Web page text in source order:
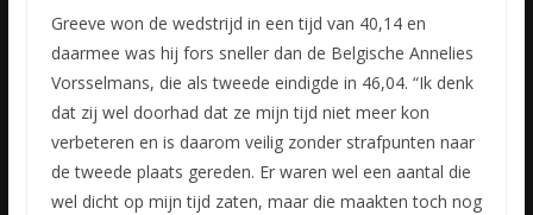
Greeve won de wedstrijd in een tijd van 40,14 en
daarmee was hij fors sneller dan de Belgische Annelies
Vorsselmans, die als tweede eindigde in 46,04. “Ik denk
dat zij wel doorhad dat ze mijn tijd niet meer kon
verbeteren en is daarom veilig zonder strafpunten naar
de tweede plaats gereden. Er waren wel een aantal die
wel dicht op mijn tijd zaten, maar die maakten toch nog